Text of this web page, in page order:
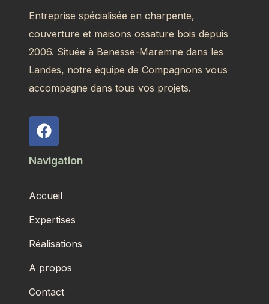
Entreprise spécialisée en charpente,
couverture et maisons ossature bois depuis
2006. Située à Benesse-Maremne dans les
Landes, notre équipe de Compagnons vous
accompagne dans tous vos projets.
Navigation
Accueil
Expertises
Réalisations
A propos
Contact